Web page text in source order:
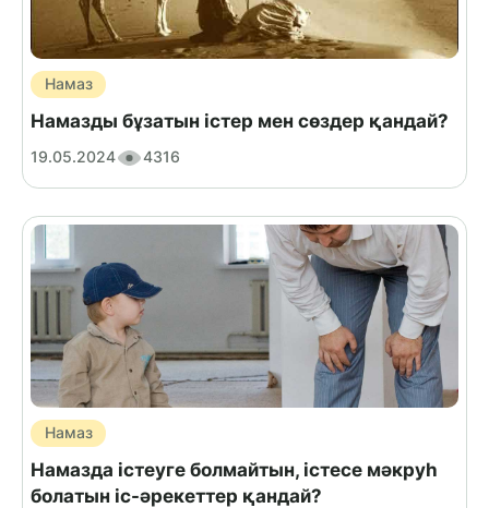
Намаз
Намазды бұзатын істер мен сөздер қандай?
19.05.2024 4316
Намаз
Намазда істеуге болмайтын, істесе мәкруһ
болатын іс-әрекеттер қандай?